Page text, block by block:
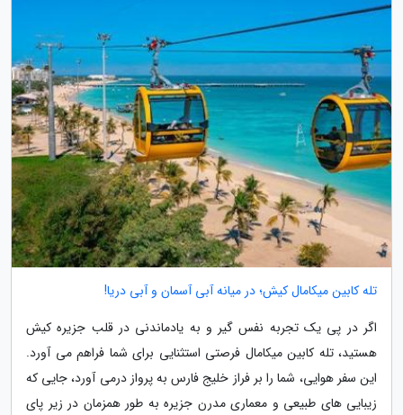
تله کابین میکامال کیش؛ در میانه آبی آسمان و آبی دریا!
اگر در پی یک تجربه نفس گیر و به یادماندنی در قلب جزیره کیش
هستید، تله کابین میکامال فرصتی استثنایی برای شما فراهم می آورد.
این سفر هوایی، شما را بر فراز خلیج فارس به پرواز درمی آورد، جایی که
زیبایی های طبیعی و معماری مدرن جزیره به طور همزمان در زیر پای